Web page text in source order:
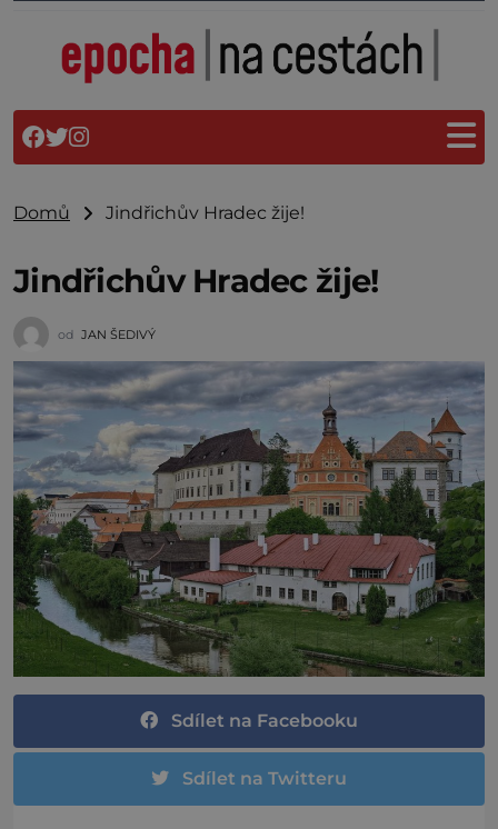
Domů Jindřichův Hradec žije!
Jindřichův Hradec žije!
od JAN ŠEDIVÝ
Sdílet na Facebooku
Sdílet na Twitteru